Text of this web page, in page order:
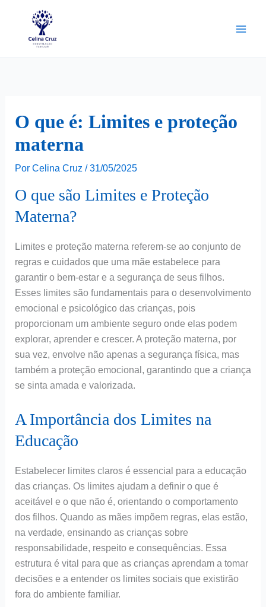
O que é: Limites e proteção
materna
Por Celina Cruz / 31/05/2025
O que são Limites e Proteção
Materna?
Limites e proteção materna referem-se ao conjunto de
regras e cuidados que uma mãe estabelece para
garantir o bem-estar e a segurança de seus filhos.
Esses limites são fundamentais para o desenvolvimento
emocional e psicológico das crianças, pois
proporcionam um ambiente seguro onde elas podem
explorar, aprender e crescer. A proteção materna, por
sua vez, envolve não apenas a segurança física, mas
também a proteção emocional, garantindo que a criança
se sinta amada e valorizada.
A Importância dos Limites na
Educação
Estabelecer limites claros é essencial para a educação
das crianças. Os limites ajudam a definir o que é
aceitável e o que não é, orientando o comportamento
dos filhos. Quando as mães impõem regras, elas estão,
na verdade, ensinando as crianças sobre
responsabilidade, respeito e consequências. Essa
estrutura é vital para que as crianças aprendam a tomar
decisões e a entender os limites sociais que existirão
fora do ambiente familiar.